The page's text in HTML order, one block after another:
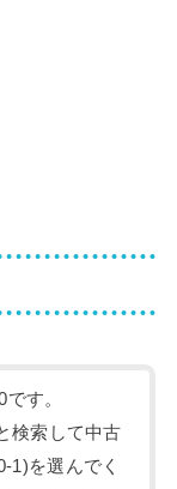
す。
検索して中古
1)を選んでく